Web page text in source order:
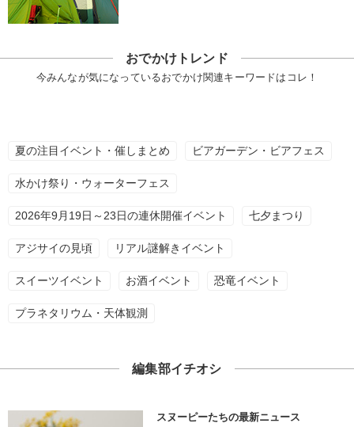
おでかけトレンド
今みんなが気になっているおでかけ関連キーワードはコレ！
夏の注目イベント・催しまとめ ビアガーデン・ビアフェス
水かけ祭り・ウォーターフェス
2026年9月19日～23日の連休開催イベント 七夕まつり
アジサイの見頃 リアル謎解きイベント
スイーツイベント お酒イベント 恐竜イベント
プラネタリウム・天体観測
編集部イチオシ
スヌーピーたちの最新ニュース